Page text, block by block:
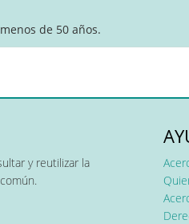
de 50 años.
y reutilizar la